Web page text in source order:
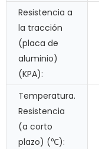
Resistencia a
la tracción
(placa de
aluminio)
(KPA):
Temperatura.
Resistencia
(a corto
plazo) (℃):